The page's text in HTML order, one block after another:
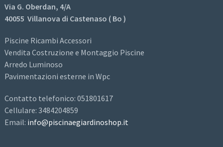
Via G. Oberdan, 4/A
40055 Villanova di Castenaso ( Bo )
Piscine Ricambi Accessori
Vendita Costruzione e Montaggio Piscine
Arredo Luminoso
Pavimentazioni esterne in Wpc
Contatto telefonico: 051801617
Cellulare: 3484204859
Email: info@piscinaegiardinoshop.it